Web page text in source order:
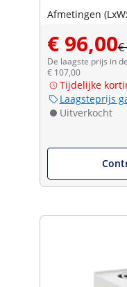
Afmetingen
€ 96,00€
De laagste prijs in
€ 107,00
Tijdelijke
Laagsteprijs
Uitverkocht